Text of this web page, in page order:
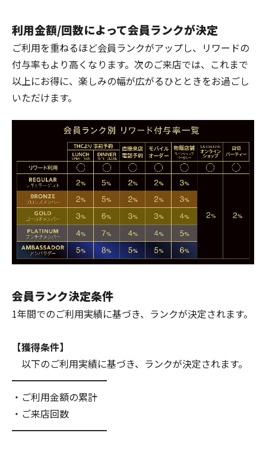
利用金額/回数によって会員ランクが決定
ご利用を重ねるほど会員ランクがアップし、リワードの
付与率もより高くなります。次のご来店では、これまで
以上にお得に、楽しみの幅が広がるひとときをお過ごし
いただけます。
会員ランク決定条件
1年間でのご利用実績に基づき、ランクが決定されます。
【獲得条件】
以下のご利用実績に基づき、ランクが決定されます。
━━━━━━━━━━
・ご利用金額の累計
・ご来店回数
━━━━━━━━━━